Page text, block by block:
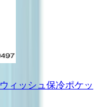
ィッシュ保冷ポケッ